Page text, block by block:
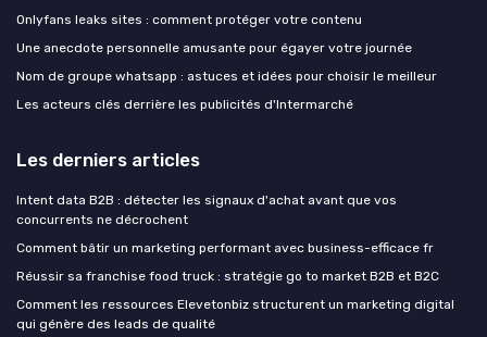
Onlyfans leaks sites : comment protéger votre contenu
Une anecdote personnelle amusante pour égayer votre journée
Nom de groupe whatsapp : astuces et idées pour choisir le meilleur
Les acteurs clés derrière les publicités d'Intermarché
Les derniers articles
Intent data B2B : détecter les signaux d'achat avant que vos
concurrents ne décrochent
Comment bâtir un marketing performant avec business-efficace fr
Réussir sa franchise food truck : stratégie go to market B2B et B2C
Comment les ressources Elevetonbiz structurent un marketing digital
qui génère des leads de qualité